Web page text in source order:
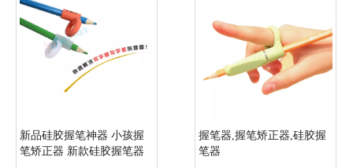
新品硅胶握笔神器 小孩握
笔矫正器 新款硅胶握笔器
握笔器,握笔矫正器,硅胶握
笔器